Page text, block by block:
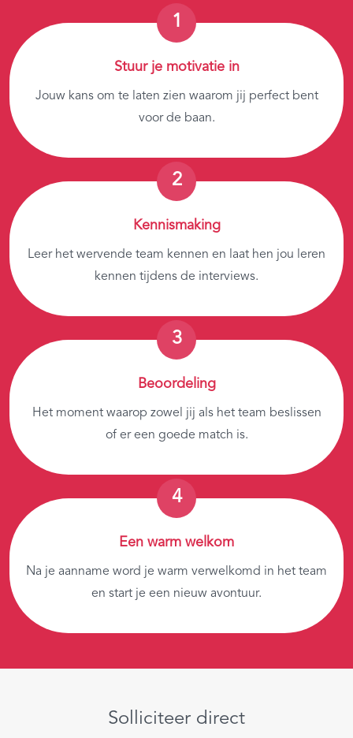
Stuur je motivatie in
Jouw kans om te laten zien waarom jij perfect bent
voor de baan.
Kennismaking
Leer het wervende team kennen en laat hen jou leren
kennen tijdens de interviews.
Beoordeling
Het moment waarop zowel jij als het team beslissen
of er een goede match is.
Een warm welkom
Na je aanname word je warm verwelkomd in het team
en start je een nieuw avontuur.
Solliciteer direct